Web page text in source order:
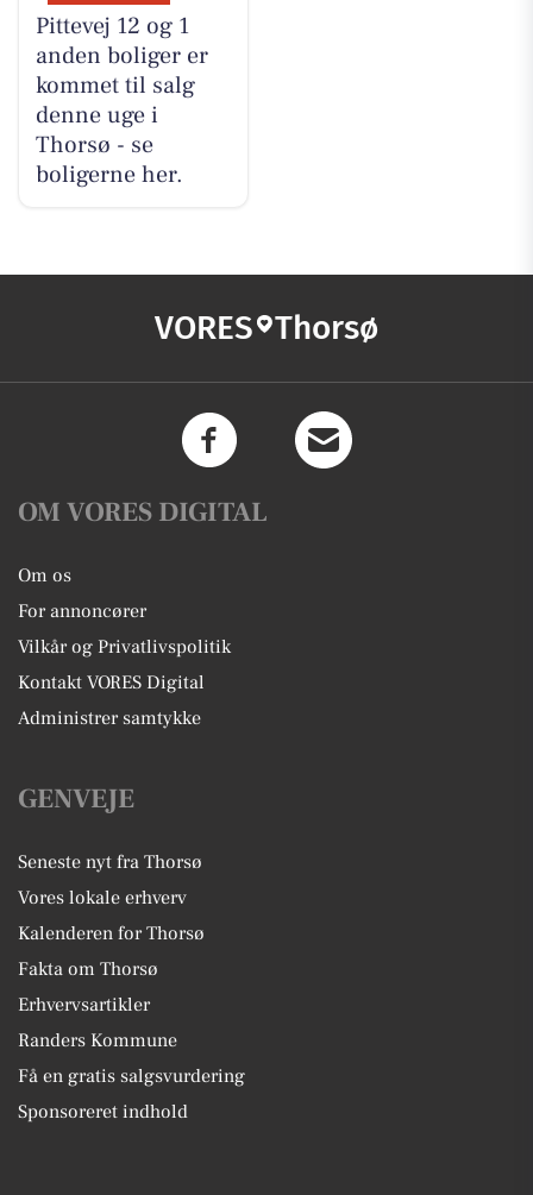
Pittevej 12 og 1
anden boliger er
kommet til salg
denne uge i
Thorsø - se
boligerne her.
VORES Thorsø
OM VORES DIGITAL
Om os
For annoncører
Vilkår og Privatlivspolitik
Kontakt VORES Digital
Administrer samtykke
GENVEJE
Seneste nyt fra Thorsø
Vores lokale erhverv
Kalenderen for Thorsø
Fakta om Thorsø
Erhvervsartikler
Randers Kommune
Få en gratis salgsvurdering
Sponsoreret indhold